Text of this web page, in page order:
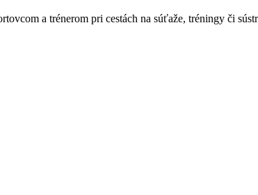
a trénerom pri cestách na súťaže, tréningy či